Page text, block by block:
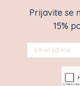
Prijavite se
15%